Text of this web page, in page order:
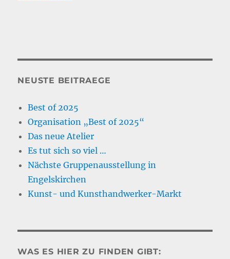
NEUSTE BEITRAEGE
Best of 2025
Organisation „Best of 2025“
Das neue Atelier
Es tut sich so viel …
Nächste Gruppenausstellung in
Engelskirchen
Kunst- und Kunsthandwerker-Markt
WAS ES HIER ZU FINDEN GIBT: